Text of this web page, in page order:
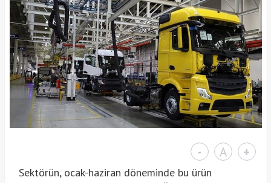
- A +
Sektörün, ocak-haziran döneminde bu ürün